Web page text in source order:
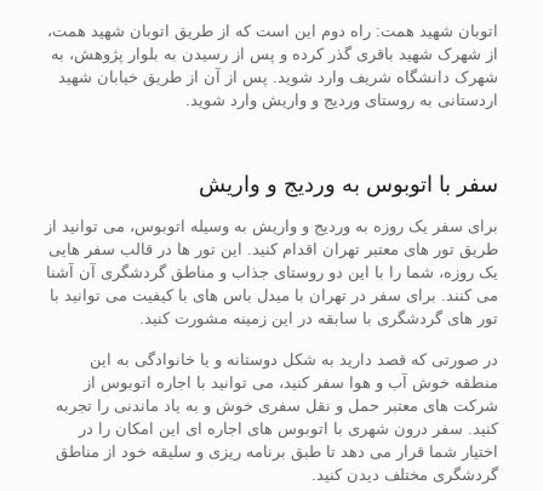
اتوبان شهید همت: راه دوم این است که از طریق اتوبان شهید همت،
از شهرک شهید باقری گذر کرده و پس از رسیدن به بلوار پژوهش، به
شهرک دانشگاه شریف وارد شوید. پس از آن از طریق خیابان شهید
اردستانی به روستای وردیج و واریش وارد شوید.
سفر با اتوبوس به وردیج و واریش
برای سفر یک روزه به وردیج و واریش به وسیله اتوبوس، می توانید از
طریق تور های معتبر تهران اقدام کنید. این تور ها در قالب سفر هایی
یک روزه، شما را با این دو روستای جذاب و مناطق گردشگری آن آشنا
می کنند. برای سفر در تهران با میدل باس های با کیفیت می توانید با
تور های گردشگری با سابقه در این زمینه مشورت کنید.
در صورتی که قصد دارید به شکل دوستانه و یا خانوادگی به این
منطقه خوش آب و هوا سفر کنید، می توانید با اجاره اتوبوس از
شرکت های معتبر حمل و نقل سفری خوش و به یاد ماندنی را تجربه
کنید. سفر درون شهری با اتوبوس های اجاره ای این امکان را در
اختیار شما قرار می دهد تا طبق برنامه ریزی و سلیقه خود از مناطق
گردشگری مختلف دیدن کنید.